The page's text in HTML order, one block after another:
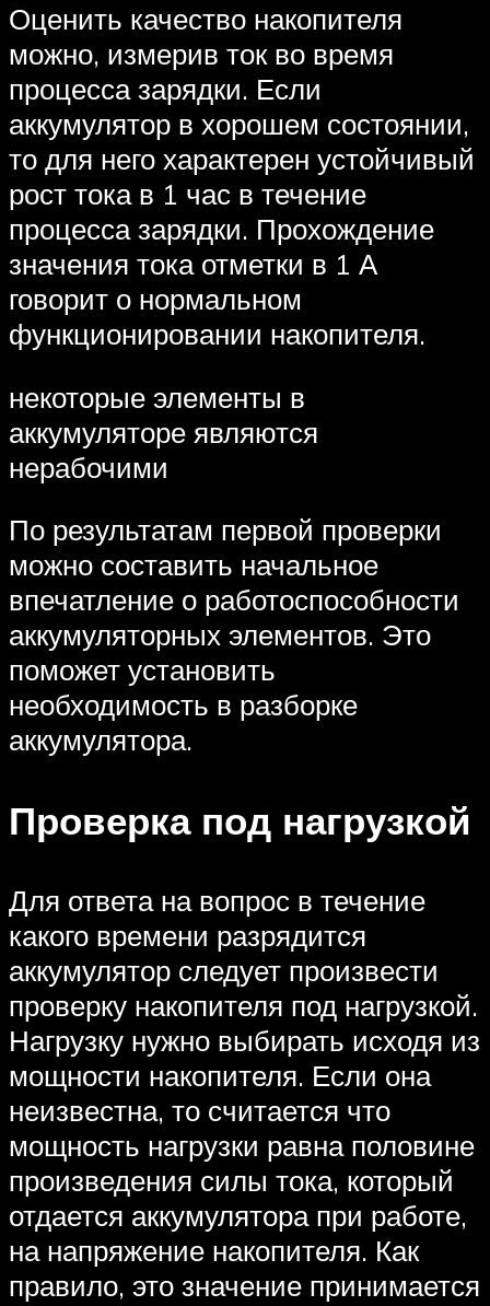
Оценить качество накопителя
можно, измерив ток во время
процесса зарядки. Если
аккумулятор в хорошем состоянии,
то для него характерен устойчивый
рост тока в 1 час в течение
процесса зарядки. Прохождение
значения тока отметки в 1 А
говорит о нормальном
функционировании накопителя.
некоторые элементы в
аккумуляторе являются
нерабочими
По результатам первой проверки
можно составить начальное
впечатление о работоспособности
аккумуляторных элементов. Это
поможет установить
необходимость в разборке
аккумулятора.
Проверка под нагрузкой
Для ответа на вопрос в течение
какого времени разрядится
аккумулятор следует произвести
проверку накопителя под нагрузкой.
Нагрузку нужно выбирать исходя из
мощности накопителя. Если она
неизвестна, то считается что
мощность нагрузки равна половине
произведения силы тока, который
отдается аккумулятора при работе,
на напряжение накопителя. Как
правило, это значение принимается